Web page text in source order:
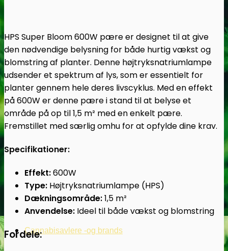
Cannabisavlere -og brands
HPS Super Bloom 600W pære er designet til at give
den nødvendige belysning for både hurtig vækst og
blomstring af planter. Denne højtryksnatriumlampe
udsender et spektrum af lys, som er essentielt for
planter gennem hele deres livscyklus. Med en effekt
på 600W er denne pære i stand til at belyse et
område på op til 1,5 m² med en enkelt pære.
Fremstillet med særlig omhu for at opfylde dine krav.
Specifikationer:
Effekt:600W
Type: Højtryksnatriumlampe (HPS)
Dækningsområde:1,5 m²
Anvendelse: Ideel til både vækst og blomstring
Fordele: